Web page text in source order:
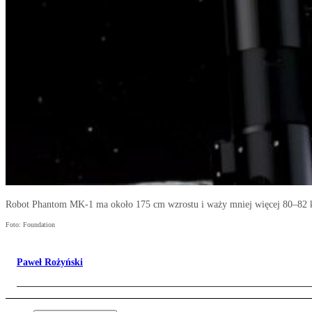
Robot Phantom MK-1 ma około 175 cm wzrostu i waży mniej więcej 80–82
Foto: Foundation
Paweł Rożyński